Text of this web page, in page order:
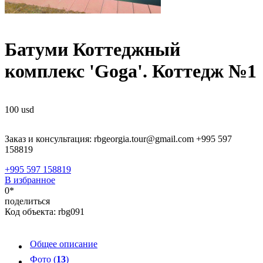
Батуми Коттеджный
комплекс 'Goga'. Коттедж №1
100 usd
Заказ и консультация: rbgeorgia.tour@gmail.com +995 597
158819
+995 597 158819
В избранное
0*
поделиться
Код объекта: rbg091
Общее описание
Фото (13)